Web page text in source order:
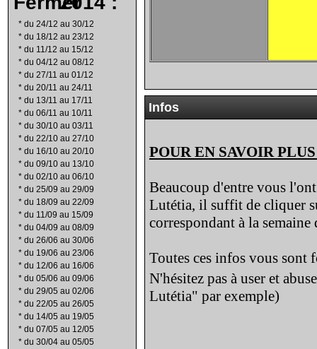
* du 24/12 au 30/12
* du 18/12 au 23/12
* du 11/12 au 15/12
* du 04/12 au 08/12
* du 27/11 au 01/12
* du 20/11 au 24/11
* du 13/11 au 17/11
* du 06/11 au 10/11
* du 30/10 au 03/11
* du 22/10 au 27/10
* du 16/10 au 20/10
* du 09/10 au 13/10
* du 02/10 au 06/10
* du 25/09 au 29/09
* du 18/09 au 22/09
* du 11/09 au 15/09
* du 04/09 au 08/09
* du 26/06 au 30/06
* du 19/06 au 23/06
* du 12/06 au 16/06
* du 05/06 au 09/06
* du 29/05 au 02/06
* du 22/05 au 26/05
* du 14/05 au 19/05
* du 07/05 au 12/05
* du 30/04 au 05/05
Infos
POUR EN SAVOIR
Beaucoup d'entre vous
Lutétia, il suffit de cliquer
correspondant à la
Toutes ces infos vous
N'hésitez pas à user et
Lutétia" par exemple)